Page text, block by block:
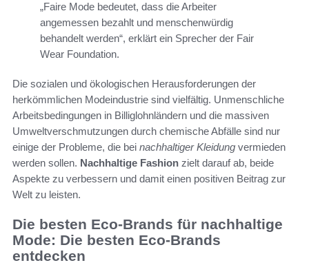
„Faire Mode bedeutet, dass die Arbeiter
angemessen bezahlt und menschenwürdig
behandelt werden“, erklärt ein Sprecher der Fair
Wear Foundation.
Die sozialen und ökologischen Herausforderungen der
herkömmlichen Modeindustrie sind vielfältig. Unmenschliche
Arbeitsbedingungen in Billiglohnländern und die massiven
Umweltverschmutzungen durch chemische Abfälle sind nur
einige der Probleme, die bei nachhaltiger Kleidung vermieden
werden sollen. Nachhaltige Fashion zielt darauf ab, beide
Aspekte zu verbessern und damit einen positiven Beitrag zur
Welt zu leisten.
Die besten Eco-Brands für nachhaltige
Mode: Die besten Eco-Brands
entdecken